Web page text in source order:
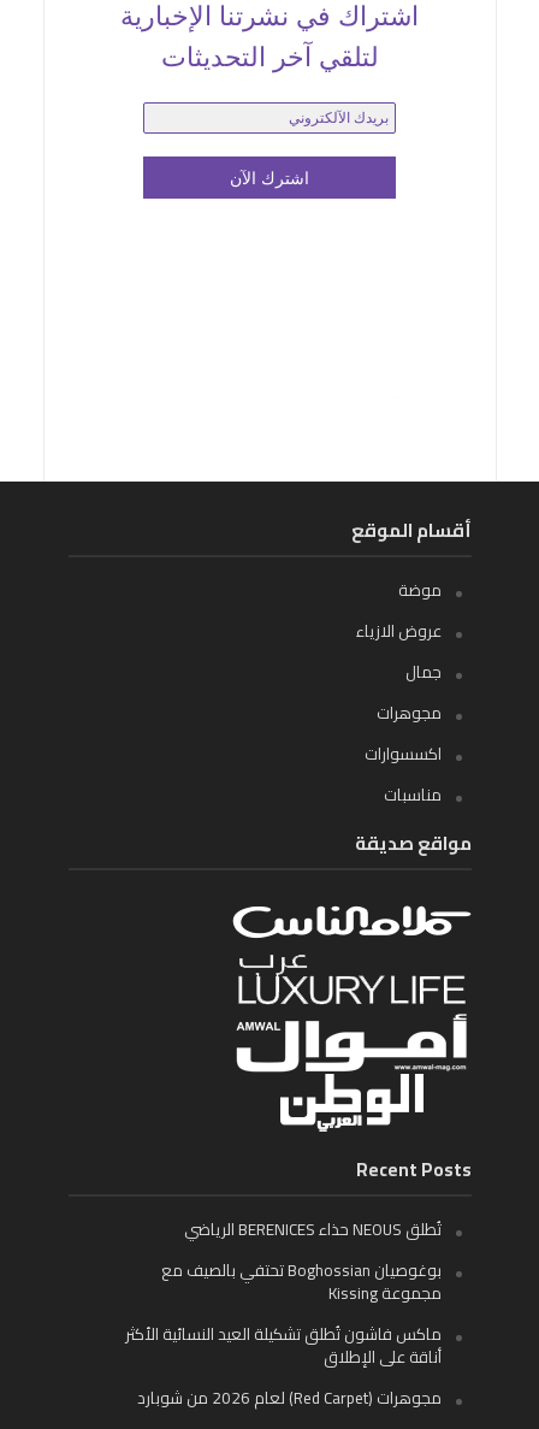
اشتراك في نشرتنا الإخبارية
لتلقي آخر التحديثات
أقسام الموقع
موضة
عروض الازياء
جمال
مجوهرات
اكسسوارات
مناسبات
مواقع صديقة
Recent Posts
تُطلق NEOUS حذاء BERENICES الرياضي
بوغوصيان Boghossian تحتفي بالصيف مع
مجموعة Kissing
ماكس فاشون تُطلق تشكيلة العيد النسائية الأكثر
أناقة على الإطلاق
مجوهرات (Red Carpet) لعام 2026 من شوبارد